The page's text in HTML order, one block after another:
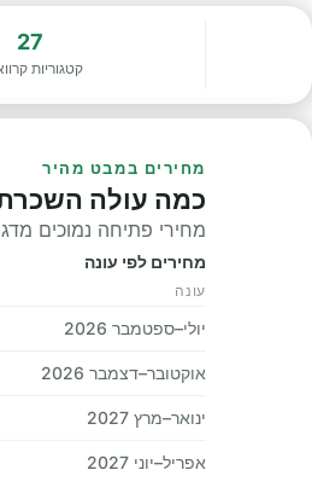
27
קטגוריות
מחירים במבט מהיר
כמה עולה
מחירי פתיחה נמוכים
מחירים לפי עונה
עונה
יולי–ספטמבר 2026
אוקטובר–דצמבר 2026
ינואר–מרץ 2027
אפריל–יוני 2027